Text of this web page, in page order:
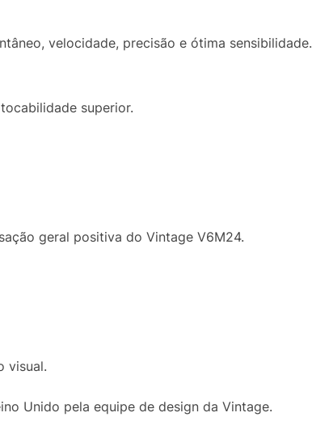
velocidade, precisão e ótima sensibilidade.
superior.
geral positiva do Vintage V6M24.
visual.
Unido pela equipe de design da Vintage.